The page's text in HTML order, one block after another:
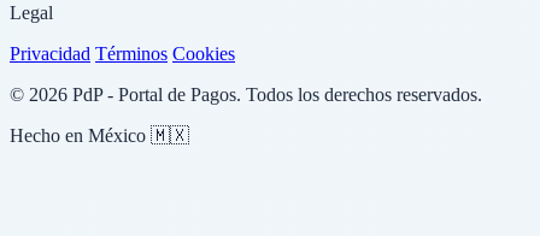
Legal
Privacidad Términos Cookies
© 2026 PdP - Portal de Pagos. Todos los derechos reservados.
Hecho en México 🇲🇽